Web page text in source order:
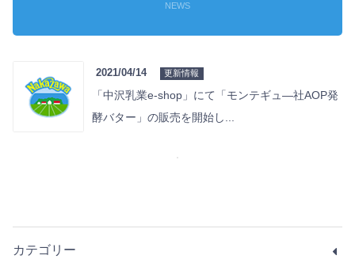
NEWS
2021/04/14 更新情報
「中沢乳業e-shop」にて「モンテギュ―社AOP発
酵バター」の販売を開始し...
カテゴリー